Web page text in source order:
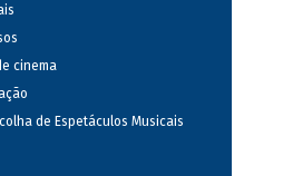
cinema
de Espetáculos Musicais